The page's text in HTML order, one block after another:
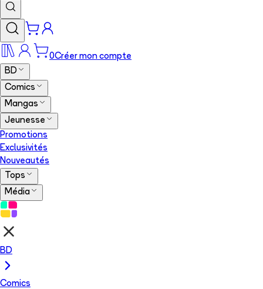
0Créer mon compte
BD
Comics
Mangas
Jeunesse
Promotions
Exclusivités
Nouveautés
Tops
Média
BD
Comics